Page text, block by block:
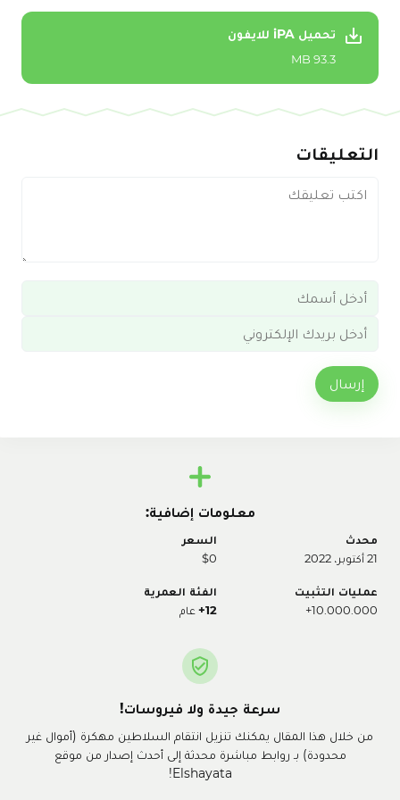
تحميل iPA للايفون
93.3 MB
التعليقات
إرسال
معلومات إضافية:
محدث
21 أكتوبر، 2022
السعر
$0
عمليات التثبيت
10.000.000+
الفئة العمرية
12+
عام
سرعة جيدة ولا فيروسات!
من خلال هذا المقال يمكنك تنزيل انتقام السلاطين مهكرة (أموال غير
محدودة) بـ روابط مباشرة محدثة إلى أحدث إصدار من موقع
Elshayata!